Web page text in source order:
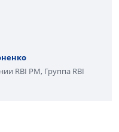
RBI PM, Группа RBI